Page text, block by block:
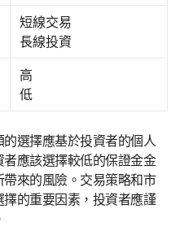
短線交易
長線投資
高
低
選擇應基於投資者的個人
應該選擇較低的保證金金
來的風險。交易策略和市
的重要因素，投資者應謹